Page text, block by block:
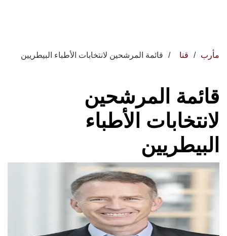
مأرب قنا قائمة المرشحين لانتخابات الأطباء البيطريين
قائمة المرشحين
لانتخابات الأطباء
البيطريين